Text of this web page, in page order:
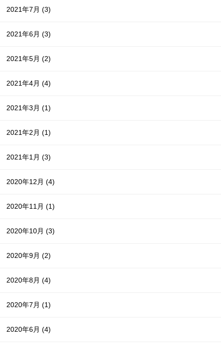
2021年7月(3)
2021年6月(3)
2021年5月(2)
2021年4月(4)
2021年3月(1)
2021年2月(1)
2021年1月(3)
2020年12月(4)
2020年11月(1)
2020年10月(3)
2020年9月(2)
2020年8月(4)
2020年7月(1)
2020年6月(4)